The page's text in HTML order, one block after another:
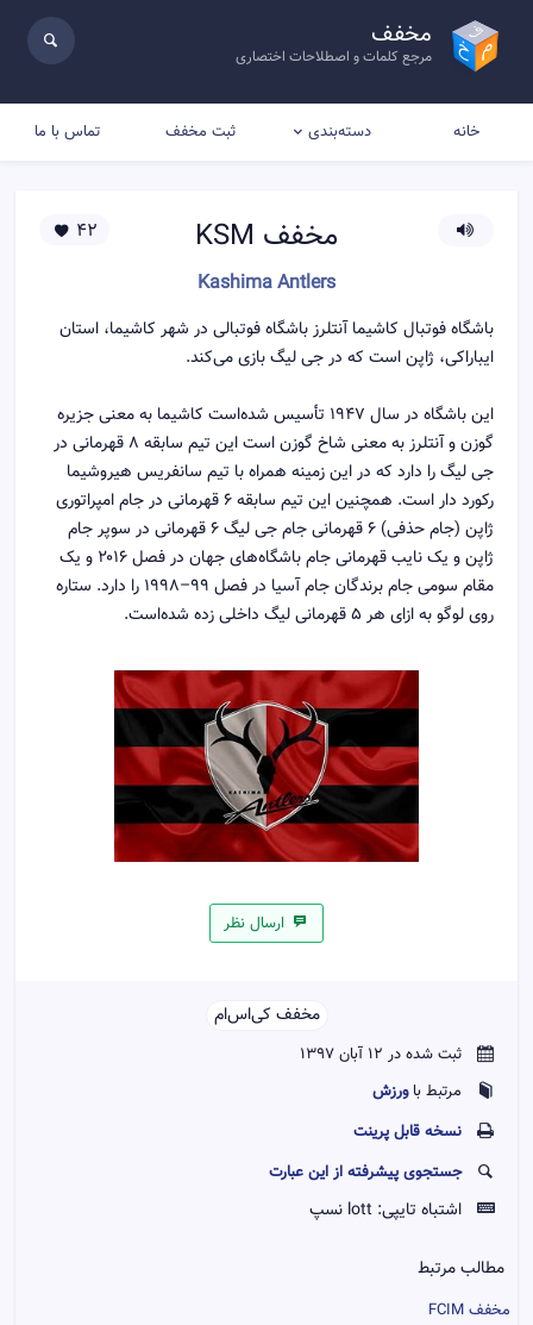
مخفف
مرجع کلمات و اصطلاحات اختصاری
خانه دسته‌بندی ثبت مخفف تماس با ما
مخفف KSM
Kashima Antlers
42
باشگاه فوتبال کاشیما آنتلرز باشگاه فوتبالی در شهر کاشیما، استان
ایباراکی، ژاپن است که در جی لیگ بازی می‌کند.
این باشگاه در سال ۱۹۴۷ تأسیس شده‌است کاشیما به معنی جزیره
گوزن و آنتلرز به معنی شاخ گوزن است این تیم سابقه ۸ قهرمانی در
جی لیگ را دارد که در این زمینه همراه با تیم سانفریس هیروشیما
رکورد دار است. همچنین این تیم سابقه ۶ قهرمانی در جام امپراتوری
ژاپن (جام حذفی) ۶ قهرمانی جام جی لیگ ۶ قهرمانی در سوپر جام
ژاپن و یک نایب قهرمانی جام باشگاه‌های جهان در فصل ۲۰۱۶ و یک
مقام سومی جام برندگان جام آسیا در فصل ۹۹–۱۹۹۸ را دارد. ستاره
روی لوگو به ازای هر ۵ قهرمانی لیگ داخلی زده شده‌است.
ارسال نظر
مخفف کی‌اس‌ام‌‌
ثبت شده در 12 آبان 1397
مرتبط باورزش
نسخه قابل پرينت
جستجوی پیشرفته از این عبارت
اشتباه تایپی: lott نسپ
مطالب مرتبط
مخفف FCIM